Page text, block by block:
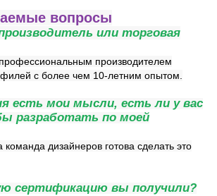
кухонные профили
окна
дверные профили
вопросы
или торговая
производителем
с более чем 10-летним опытом.
есть мои мысли, есть ли у вас
разработать по моей
дизайнеров готова сделать это
сертификацию вы получили?